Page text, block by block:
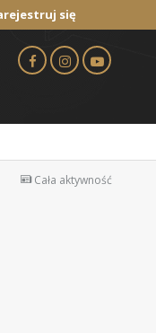
się
Cała aktywność